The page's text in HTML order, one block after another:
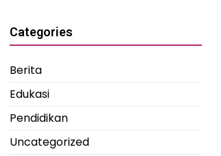
Categories
Berita
Edukasi
Pendidikan
Uncategorized